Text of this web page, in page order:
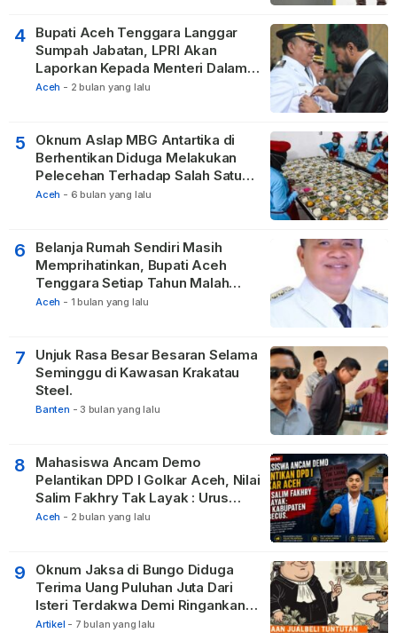
4
Bupati Aceh Tenggara Langgar
Sumpah Jabatan, LPRI Akan
Laporkan Kepada Menteri Dalam
Negeri
Aceh - 2 bulan yang lalu
5
Oknum Aslap MBG Antartika di
Berhentikan Diduga Melakukan
Pelecehan Terhadap Salah Satu
Relawan
Aceh - 6 bulan yang lalu
6
Belanja Rumah Sendiri Masih
Memprihatinkan, Bupati Aceh
Tenggara Setiap Tahun Malah
Membangun Pasilitas Rumah
Aceh - 1 bulan yang lalu
7
Unjuk Rasa Besar Besaran Selama
Seminggu di Kawasan Krakatau
Steel.
Banten - 3 bulan yang lalu
8
Mahasiswa Ancam Demo
Pelantikan DPD I Golkar Aceh, Nilai
Salim Fakhry Tak Layak : Urus
Kabupaten Tak Becus.
Aceh - 2 bulan yang lalu
9
Oknum Jaksa di Bungo Diduga
Terima Uang Puluhan Juta Dari
Isteri Terdakwa Demi Ringankan
Hukuman
Artikel - 7 bulan yang lalu